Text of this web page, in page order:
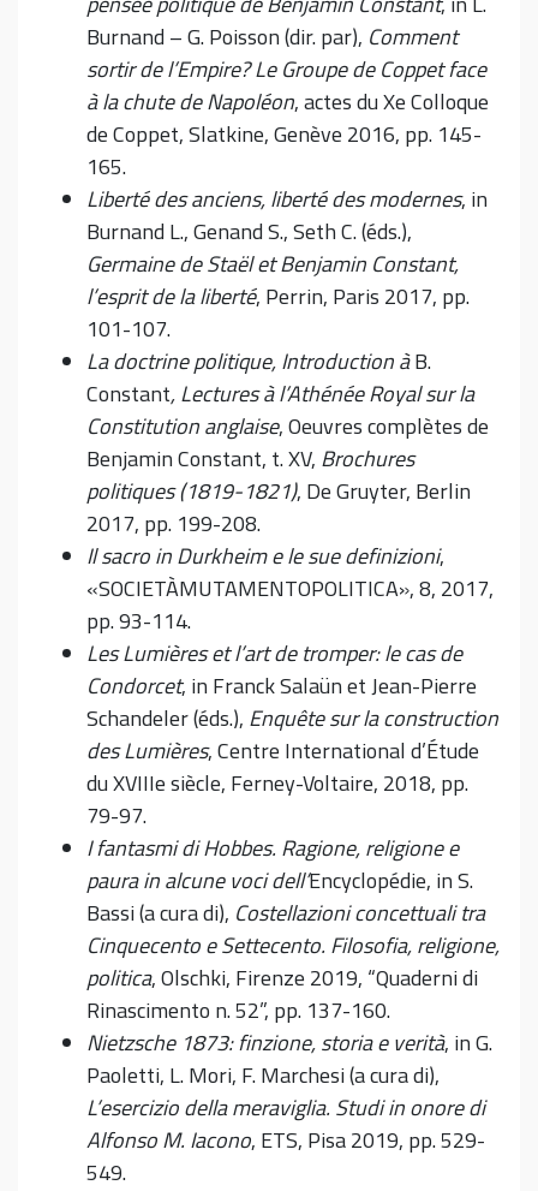
Burnand – G. Poisson (dir. par), Comment
sortir de l’Empire? Le Groupe de Coppet face
à la chute de Napoléon, actes du Xe Colloque
de Coppet, Slatkine, Genève 2016, pp. 145-
165.
Liberté des anciens, liberté des modernes, in
Burnand L., Genand S., Seth C. (éds.),
Germaine de Staël et Benjamin Constant,
l’esprit de la liberté, Perrin, Paris 2017, pp.
101-107.
La doctrine politique, Introduction àB.
Constant, Lectures à l’Athénée Royal sur la
Constitution anglaise, Oeuvres complètes de
Benjamin Constant, t. XV, Brochures
politiques (1819-1821), De Gruyter, Berlin
2017, pp. 199-208.
Il sacro in Durkheim e le sue definizioni,
«SOCIETÀMUTAMENTOPOLITICA», 8, 2017,
pp. 93-114.
Les Lumières et l’art de tromper: le cas de
Condorcet, in Franck Salaün et Jean-Pierre
Schandeler (éds.), Enquête sur la construction
des Lumières, Centre International d’Étude
du XVIIIe siècle, Ferney-Voltaire, 2018, pp.
79-97.
I fantasmi di Hobbes. Ragione, religione e
pau­ra in alcune voci dell’Encyclopédie, in S.
Bassi (a cura di), Costellazioni concettuali tra
Cinquecento e Settecento. Filosofia, religione,
politica, Olschki, Firenze 2019, “Quaderni di
Rinascimento n. 52”, pp. 137-160.
Nietzsche 1873: finzione, storia e verità, in G.
Paoletti, L. Mori, F. Marchesi (a cura di),
L’esercizio della meraviglia. Studi in onore di
Alfonso M. Iacono, ETS, Pisa 2019, pp. 529-
549.